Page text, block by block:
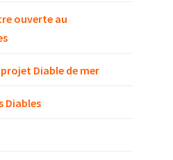
ouverte au
Diable de mer
Diables